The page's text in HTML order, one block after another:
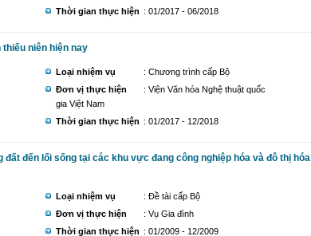
Thời gian thực hiện : 01/2017 - 06/2018
niên hiện nay
Loại nhiệm vụ
: Chương trình cấp Bộ
Đơn vị thực hiện
: Viện Văn hóa Nghệ thuật quốc
gia Việt Nam
Thời gian thực hiện : 01/2017 - 12/2018
đến lối sống tại các khu vực đang công nghiệp hóa và đô thị hóa
Loại nhiệm vụ
: Đề tài cấp Bộ
Đơn vị thực hiện
: Vụ Gia đình
Thời gian thực hiện : 01/2009 - 12/2009